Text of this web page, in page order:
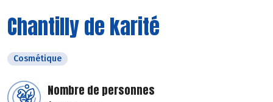
Chantilly de karité
Cosmétique
Nombre de personnes